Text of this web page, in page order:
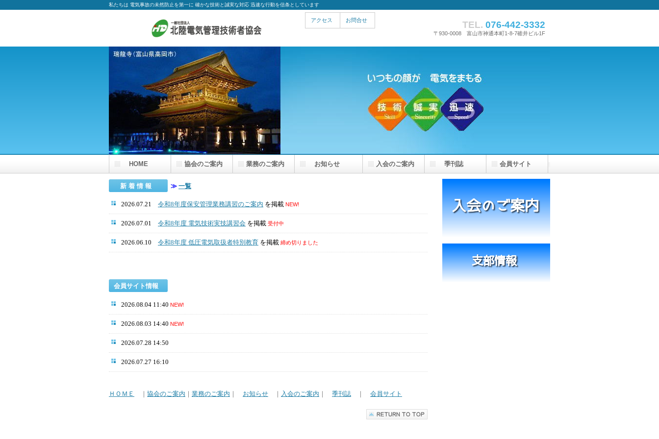
私たちは 電気事故の未然防止を第一に 確かな技術と誠実な対応 迅速な行動を信条としています
TEL. 076-442-3332
〒930-0008 富山市神通本町1-8-7碓井ビル1F
アクセス お問合せ
新 着 情 報 ≫ 一覧
2026.07.21 令和8年度保安管理業務講習のご案内 を掲載 NEW!
2026.07.01 令和8年度 電気技術実技講習会 を掲載 受付中
2026.06.10 令和8年度 低圧電気取扱者特別教育 を掲載 締め切りました
会員サイト情報
2026.08.04 11:40 NEW!
2026.08.03 14:40 NEW!
2026.07.28 14:50
2026.07.27 16:10
ＨＯＭＥ ｜ 協会のご案内 ｜ 業務のご案内 ｜ お知らせ ｜ 入会のご案内 ｜ 季刊誌 ｜ 会員サイト
HOME 協会のご案内 業務のご案内 お知らせ 入会のご案内 季刊誌 会員サイト